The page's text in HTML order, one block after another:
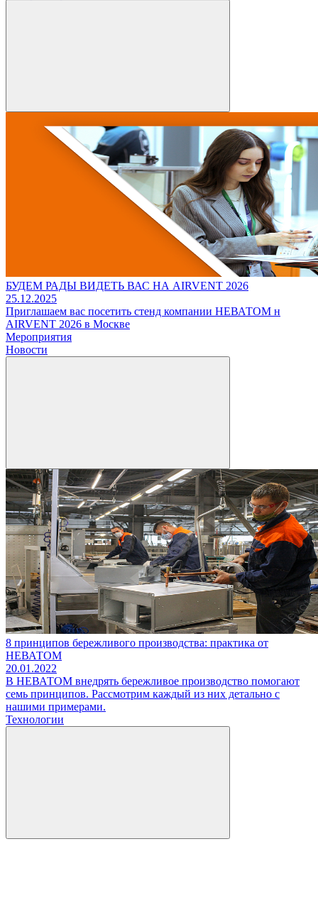
БУДЕМ РАДЫ ВИДЕТЬ ВАС НА AIRVENT 2026
25.12.2025
Приглашаем вас посетить стенд компании НЕВАТОМ н
AIRVENT 2026 в Москве
Мероприятия
Новости
8 принципов бережливого производства: практика от
НЕВАТОМ
20.01.2022
В НЕВАТОМ внедрять бережливое производство помогают
семь принципов. Рассмотрим каждый из них детально с
нашими примерами.
Технологии